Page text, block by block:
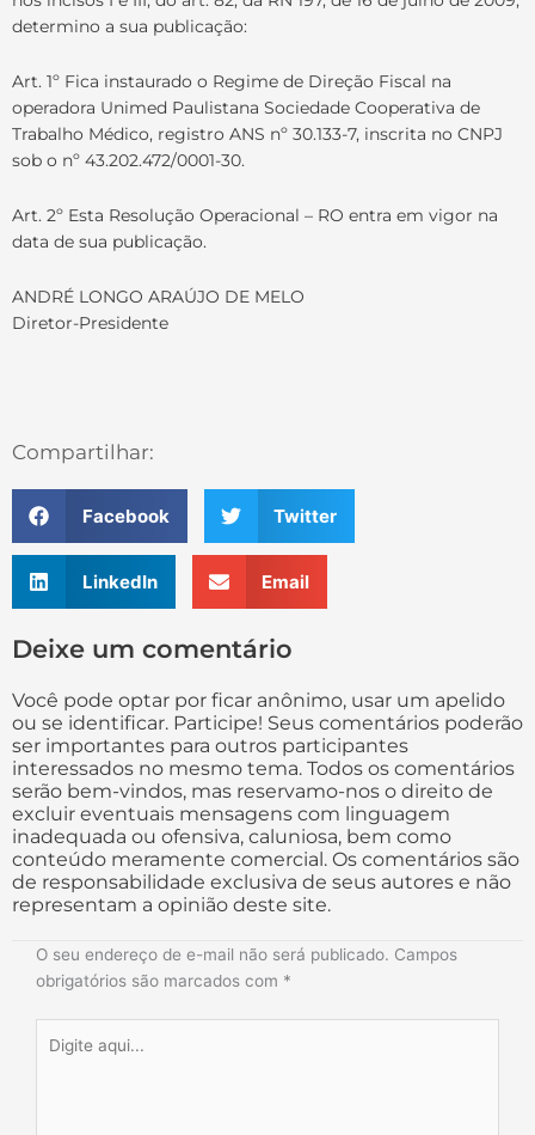
determino a sua publicação:
Art. 1º Fica instaurado o Regime de Direção Fiscal na
operadora Unimed Paulistana Sociedade Cooperativa de
Trabalho Médico, registro ANS nº 30.133-7, inscrita no CNPJ
sob o nº 43.202.472/0001-30.
Art. 2º Esta Resolução Operacional – RO entra em vigor na
data de sua publicação.
ANDRÉ LONGO ARAÚJO DE MELO
Diretor-Presidente
Compartilhar:
Facebook Twitter
LinkedIn Email
Deixe um comentário
Você pode optar por ficar anônimo, usar um apelido
ou se identificar. Participe! Seus comentários poderão
ser importantes para outros participantes
interessados no mesmo tema. Todos os comentários
serão bem-vindos, mas reservamo-nos o direito de
excluir eventuais mensagens com linguagem
inadequada ou ofensiva, caluniosa, bem como
conteúdo meramente comercial. Os comentários são
de responsabilidade exclusiva de seus autores e não
representam a opinião deste site.
O seu endereço de e-mail não será publicado. Campos
obrigatórios são marcados com *
aqui...